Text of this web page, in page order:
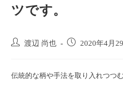
ツです。
渡辺 尚也 2020年4月
伝統的な柄や手法を取り入れつつむ